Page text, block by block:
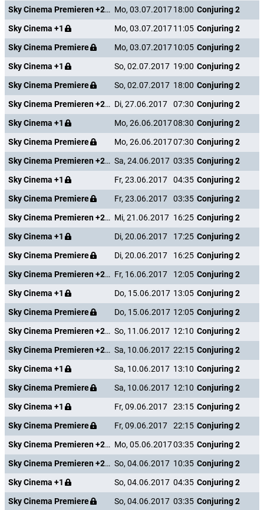
Sky Cinema Premieren +24 Mo, 03.07.201718:00 Conjuring 2
Sky Cinema +1
Mo, 03.07.201711:05 Conjuring 2
Sky Cinema Premiere
Mo, 03.07.201710:05 Conjuring 2
Sky Cinema +1
So, 02.07.2017 19:00 Conjuring 2
Sky Cinema Premiere
So, 02.07.2017 18:00 Conjuring 2
Sky Cinema Premieren +24 Di, 27.06.2017 07:30 Conjuring 2
Sky Cinema +1
Mo, 26.06.201708:30 Conjuring 2
Sky Cinema Premiere
Mo, 26.06.201707:30 Conjuring 2
Sky Cinema Premieren +24 Sa, 24.06.2017 03:35 Conjuring 2
Sky Cinema +1
Fr, 23.06.2017 04:35 Conjuring 2
Sky Cinema Premiere
Fr, 23.06.2017 03:35 Conjuring 2
Sky Cinema Premieren +24 Mi, 21.06.2017 16:25 Conjuring 2
Sky Cinema +1
Di, 20.06.2017 17:25 Conjuring 2
Sky Cinema Premiere
Di, 20.06.2017 16:25 Conjuring 2
Sky Cinema Premieren +24 Fr, 16.06.2017 12:05 Conjuring 2
Sky Cinema +1
Do, 15.06.2017 13:05 Conjuring 2
Sky Cinema Premiere
Do, 15.06.2017 12:05 Conjuring 2
Sky Cinema Premieren +24 So, 11.06.2017 12:10 Conjuring 2
Sky Cinema Premieren +24 Sa, 10.06.2017 22:15 Conjuring 2
Sky Cinema +1
Sa, 10.06.2017 13:10 Conjuring 2
Sky Cinema Premiere
Sa, 10.06.2017 12:10 Conjuring 2
Sky Cinema +1
Fr, 09.06.2017 23:15 Conjuring 2
Sky Cinema Premiere
Fr, 09.06.2017 22:15 Conjuring 2
Sky Cinema Premieren +24 Mo, 05.06.201703:35 Conjuring 2
Sky Cinema Premieren +24 So, 04.06.2017 10:35 Conjuring 2
Sky Cinema +1
So, 04.06.2017 04:35 Conjuring 2
Sky Cinema Premiere
So, 04.06.2017 03:35 Conjuring 2